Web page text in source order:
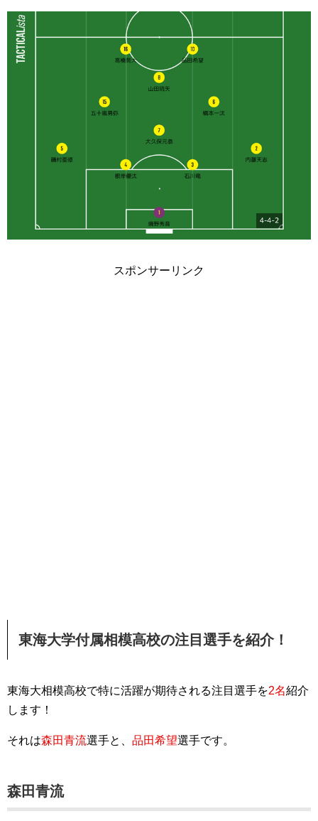
スポンサーリンク
東海大学付属相模高校の注目選手を紹介！
東海大相模高校で特に活躍が期待される注目選手を2名紹介
します！
それは森田青流選手と、 品田希望選手です。
森田青流